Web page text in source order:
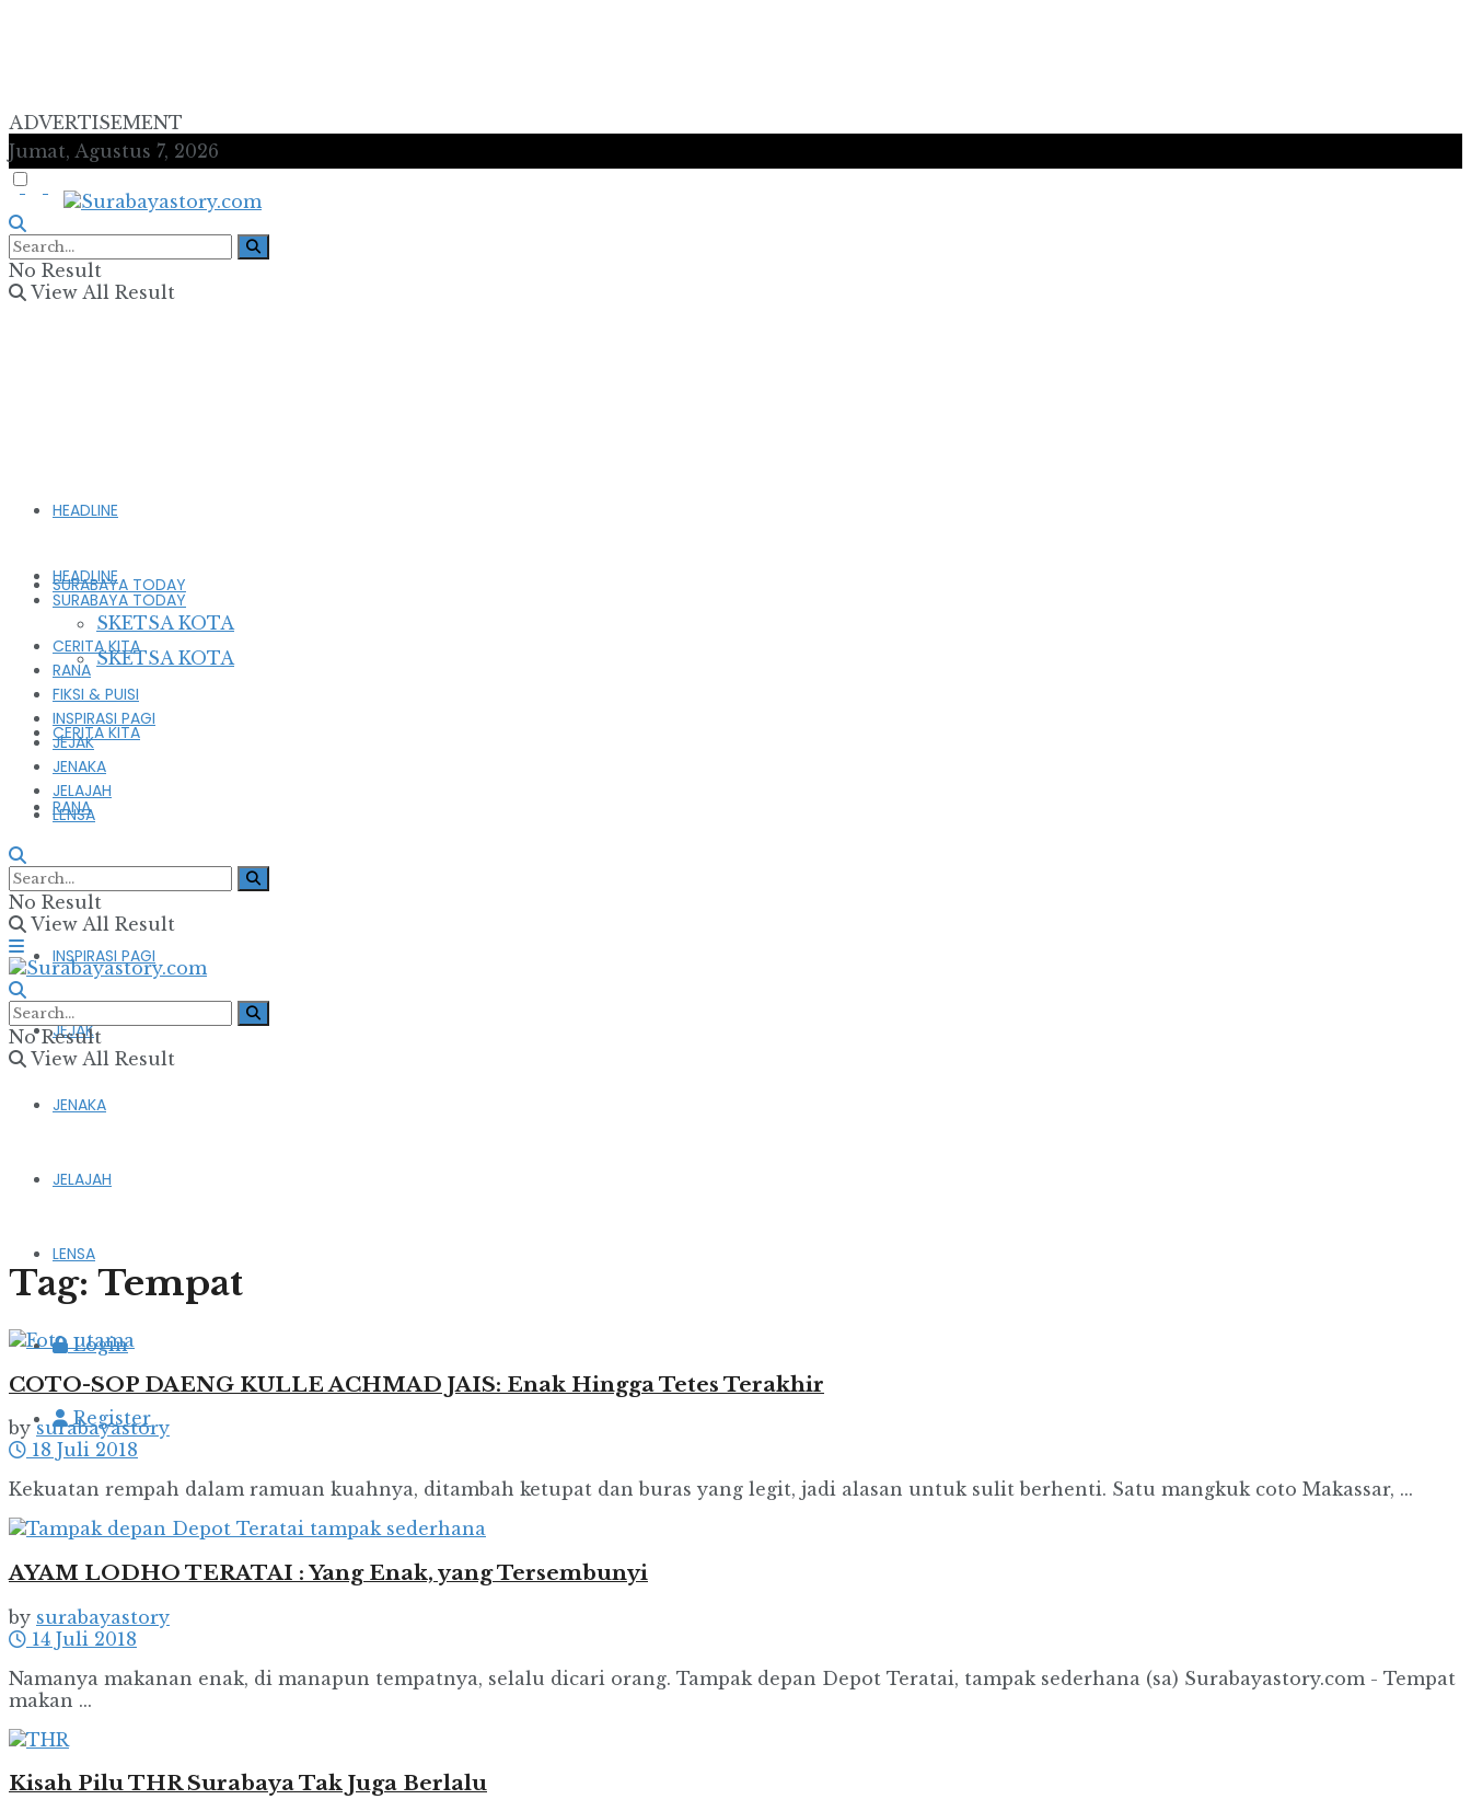
ADVERTISEMENT
Jumat, Agustus 7, 2026
No Result
View All Result
HEADLINE
SURABAYA TODAY
SKETSA KOTA
CERITA KITA
RANA
FIKSI & PUISI
INSPIRASI PAGI
JEJAK
JENAKA
JELAJAH
LENSA
Login
Register
HEADLINE
SURABAYA TODAY
SKETSA KOTA
CERITA KITA
RANA
FIKSI & PUISI
INSPIRASI PAGI
JEJAK
JENAKA
JELAJAH
LENSA
No Result
View All Result
No Result
View All Result
Tag: Tempat
COTO-SOP DAENG KULLE ACHMAD JAIS: Enak Hingga Tetes Terakhir
by surabayastory
18 Juli 2018
Kekuatan rempah dalam ramuan kuahnya, ditambah ketupat dan buras yang legit, jadi alasan untuk sulit berhenti. Satu mangkuk coto Makassar, ...
AYAM LODHO TERATAI : Yang Enak, yang Tersembunyi
by surabayastory
14 Juli 2018
Namanya makanan enak, di manapun tempatnya, selalu dicari orang. Tampak depan Depot Teratai, tampak sederhana (sa) Surabayastory.com - Tempat
makan ...
Kisah Pilu THR Surabaya Tak Juga Berlalu